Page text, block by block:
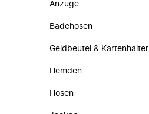
Anzüge
Badehosen
Geldbeutel & Kartenhalter
Hemden
Hosen